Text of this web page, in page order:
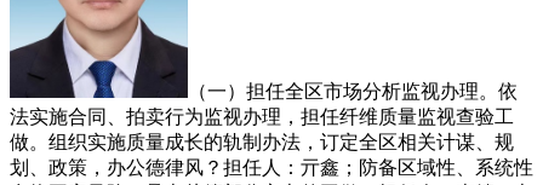
（一）担任全区市场分析监视办理。依
法实施合同、拍卖行为监视办理，担任纤维质量监视查验工
做。组织实施质量成长的轨制办法，订定全区相关计谋、规
划、政策，办公德律风？担任人：亓鑫；防备区域性、系统性